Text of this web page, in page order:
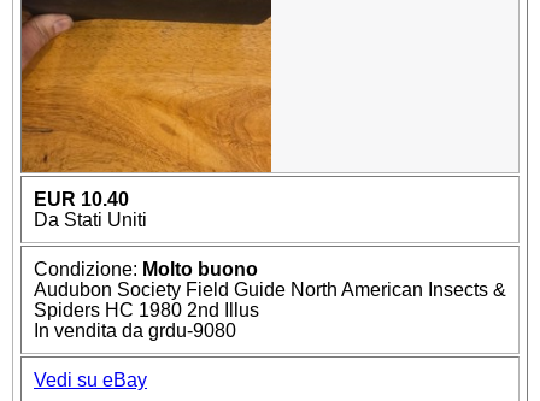
EUR 10.40
Da Stati Uniti
Condizione: Molto buono
Audubon Society Field Guide North American Insects &
Spiders HC 1980 2nd Illus
In vendita da grdu-9080
Vedi su eBay